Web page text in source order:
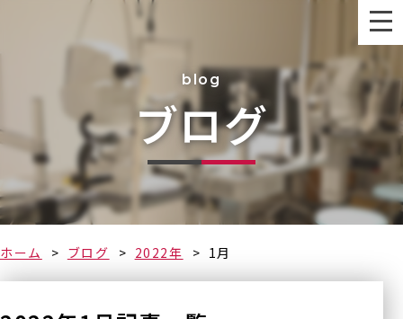
なるべく早く
ブログ
blog
ホーム ブログ 2022年 1月